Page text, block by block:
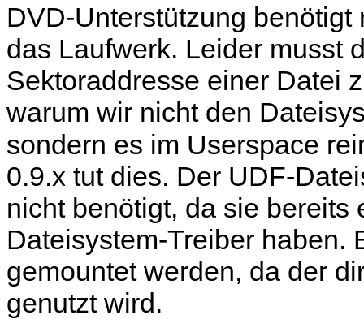
DVD-Unterstützung
das Laufwerk. Leider musst
Sektoraddresse einer Datei
warum wir nicht den
sondern es im Userspace
0.9.x tut dies. Der UDF-
nicht benötigt, da sie
Dateisystem-Treiber haben.
gemountet werden, da der
genutzt wird.